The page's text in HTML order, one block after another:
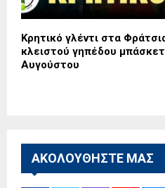
Κρητικό γλέντι στα
κλειστού γηπέδου
Αυγούστου
ΑΚΟΛΟΥΘΗΣΤΕ ΜΑΣ